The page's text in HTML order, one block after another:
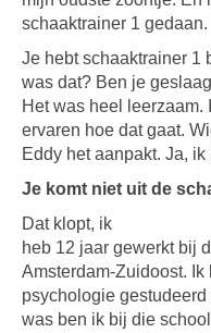
schaaktrainer 1 gedaan.
Je hebt schaaktrainer 1
was dat? Ben je
Het was heel
ervaren hoe dat gaat.
Eddy het aanpakt. Ja,
Je komt niet uit de
Dat klopt, ik
heb 12 jaar gewerkt bij
Amsterdam-Zuidoost.
psychologie
was ben ik bij die